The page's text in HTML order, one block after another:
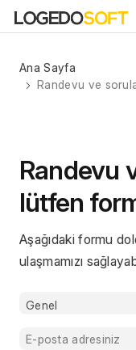
Ana Sayfa
Randevu ve
Randevu
lütfen
Aşağıdaki formu
ulaşmamızı